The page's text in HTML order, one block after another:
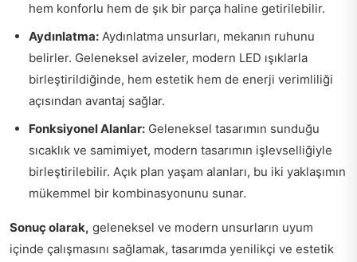
hem konforlu hem de şık bir parça haline getirilebilir.
Aydınlatma: Aydınlatma unsurları, mekanın ruhunu
belirler. Geleneksel avizeler, modern LED ışıklarla
birleştirildiğinde, hem estetik hem de enerji verimliliği
açısından avantaj sağlar.
Fonksiyonel Alanlar: Geleneksel tasarımın sunduğu
sıcaklık ve samimiyet, modern tasarımın işlevselliğiyle
birleştirilebilir. Açık plan yaşam alanları, bu iki yaklaşımın
mükemmel bir kombinasyonunu sunar.
Sonuç olarak, geleneksel ve modern unsurların uyum
içinde çalışmasını sağlamak, tasarımda yenilikçi ve estetik